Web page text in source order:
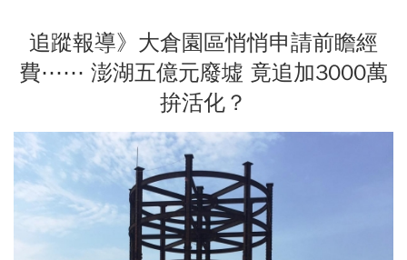
追蹤報導》大倉園區悄悄申請前瞻經
費⋯⋯ 澎湖五億元廢墟 竟追加3000萬
拚活化？